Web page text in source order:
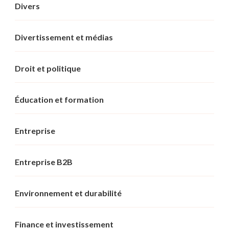
Divers
Divertissement et médias
Droit et politique
Éducation et formation
Entreprise
Entreprise B2B
Environnement et durabilité
Finance et investissement